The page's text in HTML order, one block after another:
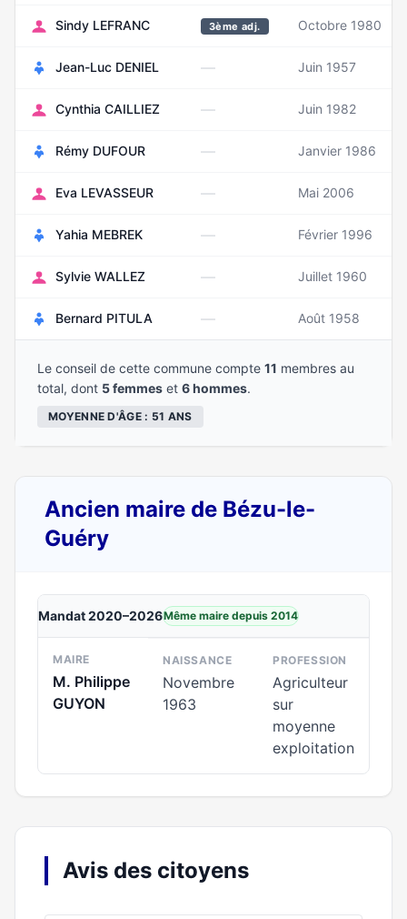
Sindy LEFRANC 3ème adj. Octobre 1980
Jean-Luc DENIEL — Juin 1957
Cynthia CAILLIEZ — Juin 1982
Rémy DUFOUR — Janvier 1986
Eva LEVASSEUR — Mai 2006
Yahia MEBREK — Février 1996
Sylvie WALLEZ — Juillet 1960
Bernard PITULA — Août 1958
Le conseil de cette commune compte 11 membres au
total, dont 5 femmes et 6 hommes.
MOYENNE D'ÂGE : 51 ANS
Ancien maire de Bézu-le-
Guéry
Mandat 2020–2026Même maire depuis 2014
MAIRE
M. Philippe
GUYON
NAISSANCE
Novembre
1963
PROFESSION
Agriculteur
sur
moyenne
exploitation
Avis des citoyens